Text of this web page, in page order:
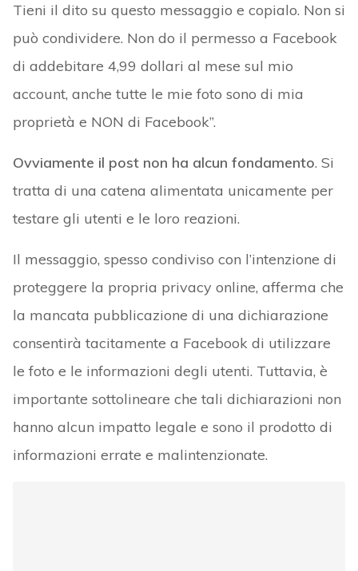
Tieni il dito su questo messaggio e copialo. Non si
può condividere. Non do il permesso a Facebook
di addebitare 4,99 dollari al mese sul mio
account, anche tutte le mie foto sono di mia
proprietà e NON di Facebook”.
Ovviamente il post non ha alcun fondamento. Si
tratta di una catena alimentata unicamente per
testare gli utenti e le loro reazioni.
Il messaggio, spesso condiviso con l’intenzione di
proteggere la propria privacy online, afferma che
la mancata pubblicazione di una dichiarazione
consentirà tacitamente a Facebook di utilizzare
le foto e le informazioni degli utenti. Tuttavia, è
importante sottolineare che tali dichiarazioni non
hanno alcun impatto legale e sono il prodotto di
informazioni errate e malintenzionate.